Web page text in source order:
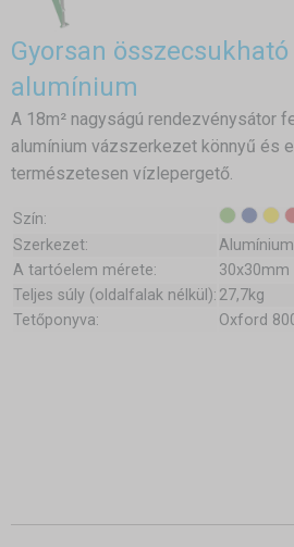
Gyorsan
alumínium
A 18m² nagyságú rendezvénysátor
alumínium vázszerkezet könnyű és
természetesen vízlepergető.
Szín:
Szerkezet:
Alumínium
A tartóelem mérete:
30x30mm
Teljes súly (oldalfalak nélkül): 27,7kg
Tetőponyva:
Oxford